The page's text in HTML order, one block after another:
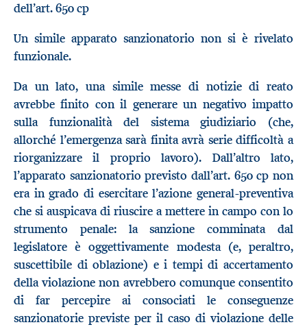
dell’art. 650 cp
Un simile apparato sanzionatorio non si è rivelato
funzionale.
Da un lato, una simile messe di notizie di reato
avrebbe finito con il generare un negativo impatto
sulla funzionalità del sistema giudiziario (che,
allorché l’emergenza sarà finita avrà serie difficoltà a
riorganizzare il proprio lavoro). Dall’altro lato,
l’apparato sanzionatorio previsto dall’art. 650 cp non
era in grado di esercitare l’azione general-preventiva
che si auspicava di riuscire a mettere in campo con lo
strumento penale: la sanzione comminata dal
legislatore è oggettivamente modesta (e, peraltro,
suscettibile di oblazione) e i tempi di accertamento
della violazione non avrebbero comunque consentito
di far percepire ai consociati le conseguenze
sanzionatorie previste per il caso di violazione delle